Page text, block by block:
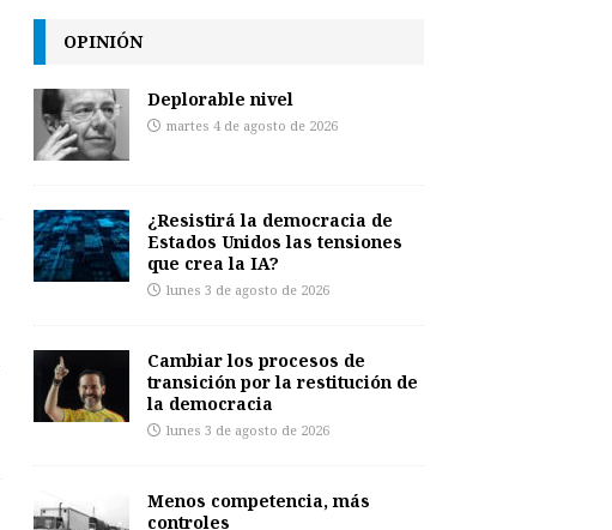
OPINIÓN
Deplorable nivel
martes 4 de agosto de 2026
¿Resistirá la democracia de
Estados Unidos las tensiones
que crea la IA?
lunes 3 de agosto de 2026
Cambiar los procesos de
transición por la restitución de
la democracia
lunes 3 de agosto de 2026
Menos competencia, más
controles